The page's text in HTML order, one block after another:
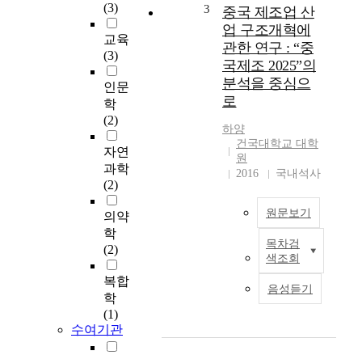
(3)
교육
(3)
인문
학
(2)
자연
과학
(2)
의약
학
(2)
복합
학
(1)
수여기관
3
중국 제조업 산
업 구조개혁에
관한 연구 : “중
국제조 2025”의
분석을 중심으
로
하양
건국대학교 대학
원
2016
국내석사
원문보기
목차검
색조회
음성듣기